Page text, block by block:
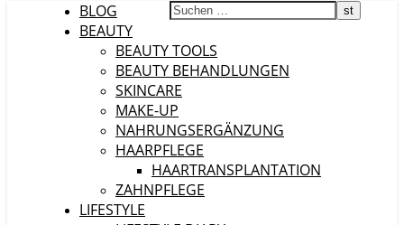
BLOG
BEAUTY
BEAUTY TOOLS
BEAUTY BEHANDLUNGEN
SKINCARE
MAKE-UP
NAHRUNGSERGÄNZUNG
HAARPFLEGE
HAARTRANSPLANTATION
ZAHNPFLEGE
LIFESTYLE